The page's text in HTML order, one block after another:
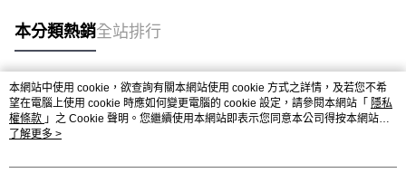
本分類熱銷全站排行
熱門標籤
本網站中使用 cookie，欲查詢有關本網站使用 cookie 方式之詳情，及若您不希
望在電腦上使用 cookie 時應如何變更電腦的 cookie 設定，請參閱本網站「 隱私
權條款 」之 Cookie 聲明。您繼續使用本網站即表示您同意本公司得按本網站使
用條款之 Cookie 聲明使用 cookie。
了解更多 >